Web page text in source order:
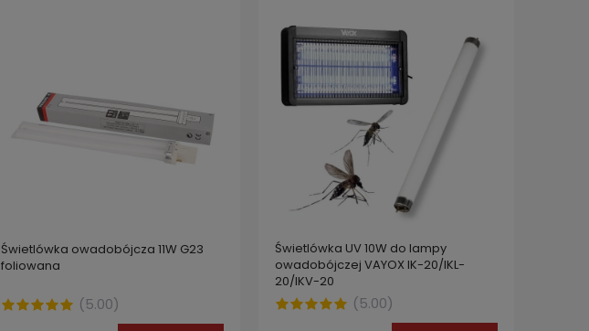
Świetlówka owadobójcza 11W G23
foliowana
(5.00)
Świetlówka UV 10W do lampy
owadobójczej VAYOX IK-20/IKL-
20/IKV-20
(5.00)